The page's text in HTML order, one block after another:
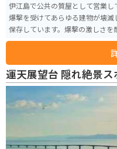
伊江島で公共の質屋として営業
爆撃を受けてあらゆる建物が壊
保存しています。爆撃の激しさ
も耐えている戦前のコンクリー
運天展望台 隠れ絶景ス